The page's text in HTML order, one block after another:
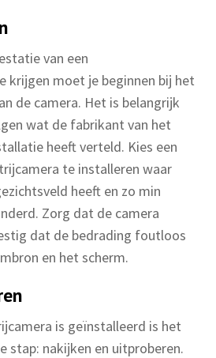
van een
krijgen moet je beginnen bij het
de camera. Het is belangrijk
wat de fabrikant van het
heeft verteld. Kies een
te installeren waar
heeft en zo min
Zorg dat de camera
dat de bedrading foutloos
en het scherm.
is geïnstalleerd is het
stap: nakijken en uitproberen.